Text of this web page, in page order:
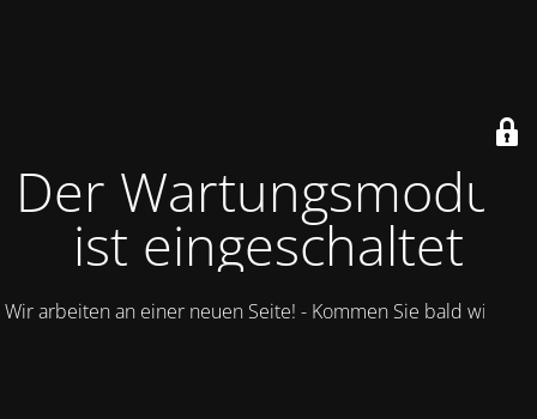
Der Wartungsmodus
ist eingeschaltet
Wir arbeiten an einer neuen Seite! - Kommen Sie bald wieder.